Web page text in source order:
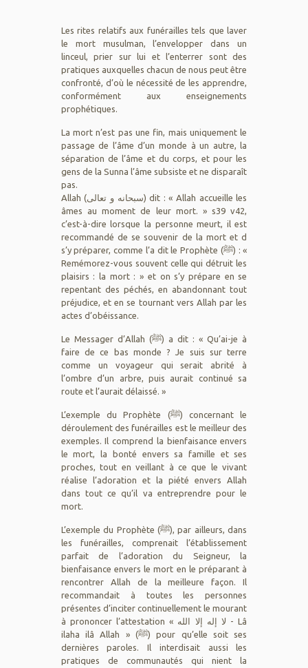
Les rites relatifs aux funérailles tels que laver
le mort musulman, l’envelopper dans un
linceul, prier sur lui et l’enterrer sont des
pratiques auxquelles chacun de nous peut être
confronté, d’où le nécessité de les apprendre,
conformément aux enseignements
prophétiques.
La mort n’est pas une fin, mais uniquement le
passage de l’âme d’un monde à un autre, la
séparation de l’âme et du corps, et pour les
gens de la Sunna l’âme subsiste et ne disparaît
pas.
Allah (سبحانه و تعالى) dit : « Allah accueille les
âmes au moment de leur mort. » s39 v42,
c’est-à-dire lorsque la personne meurt, il est
recommandé de se souvenir de la mort et d
s’y préparer, comme l’a dit le Prophète (ﷺ) : «
Remémorez-vous souvent celle qui détruit les
plaisirs : la mort : » et on s’y prépare en se
repentant des péchés, en abandonnant tout
préjudice, et en se tournant vers Allah par les
actes d’obéissance.
Le Messager d’Allah (ﷺ) a dit : « Qu’ai-je à
faire de ce bas monde ? Je suis sur terre
comme un voyageur qui serait abrité à
l’ombre d’un arbre, puis aurait continué sa
route et l’aurait délaissé. »
L’exemple du Prophète (ﷺ) concernant le
déroulement des funérailles est le meilleur des
exemples. Il comprend la bienfaisance envers
le mort, la bonté envers sa famille et ses
proches, tout en veillant à ce que le vivant
réalise l’adoration et la piété envers Allah
dans tout ce qu’il va entreprendre pour le
mort.
L’exemple du Prophète (ﷺ), par ailleurs, dans
les funérailles, comprenait l’établissement
parfait de l’adoration du Seigneur, la
bienfaisance envers le mort en le préparant à
rencontrer Allah de la meilleure façon. Il
recommandait à toutes les personnes
présentes d’inciter continuellement le mourant
à prononcer l’attestation « لا إله إلا الله - Lâ
ilaha ilâ Allah » (ﷺ) pour qu’elle soit ses
dernières paroles. Il interdisait aussi les
pratiques de communautés qui nient la